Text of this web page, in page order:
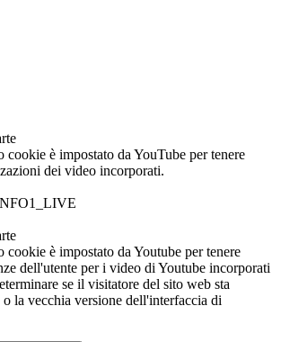
cookie è impostato da YouTube per tenere
dei video incorporati.
cookie è impostato da Youtube per tenere
dell'utente per i video di Youtube incorporati
se il visitatore del sito web sta
la vecchia versione dell'interfaccia di